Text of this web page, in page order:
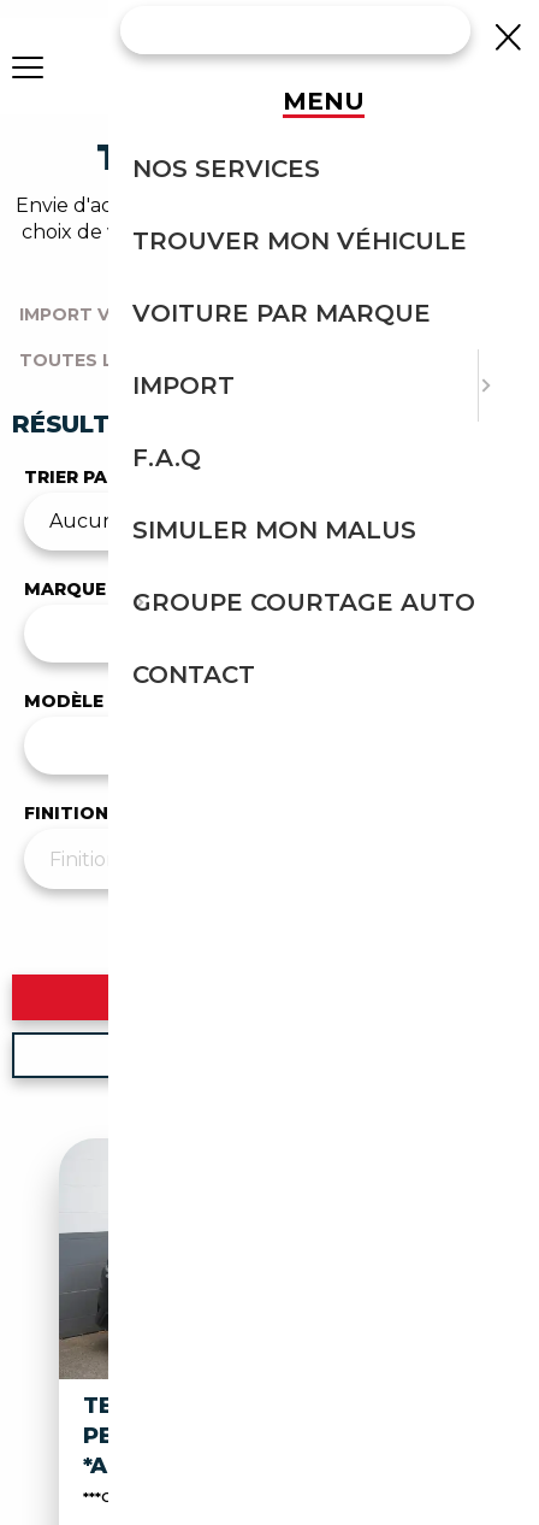
TESLA OCCASION
Envie d'acheter une tesla au meilleur prix ? Un large
choix de véhicules d'occasion vous attend sur notre
IMPORT VOITURE | TOUTES LES MARQUES
TOUTES LES OCCASIONS
RÉSULTATS DE VOTRE RECHERCHE
TRIER PAR
MARQUE
MODÈLE
FINITION
TESLA MODEL Y
PERFORMANCE JUNIPER
*AHK*MWST. AUSWEISBAR*
***Gerne kaufen wir auch Ihren Tesla an***
MENU
NOS SERVICES
TROUVER MON VÉHICULE
VOITURE PAR MARQUE
IMPORT
F.A.Q
SIMULER MON MALUS
GROUPE COURTAGE AUTO
CONTACT